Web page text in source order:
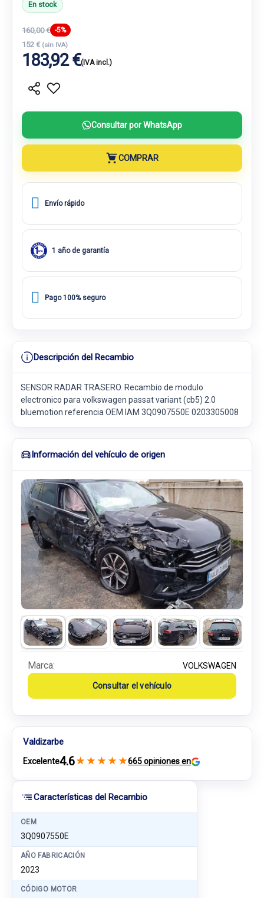
Características del Recambio
OEM
3Q0907550E
AÑO FABRICACIÓN
2023
CÓDIGO MOTOR
En stock
160,00 € -5%
152 € (sin IVA)
183,92 €(IVA incl.)
Consultar por WhatsApp
COMPRAR
Envío rápido
1 año de garantía
Pago 100% seguro
Descripción del Recambio
SENSOR RADAR TRASERO. Recambio de modulo
electronico para volkswagen passat variant (cb5) 2.0
bluemotion referencia OEM IAM 3Q0907550E 0203305008
Información del vehículo de origen
Marca: VOLKSWAGEN
Consultar el vehículo
Valdizarbe
Excelente4.6★ ★ ★ ★ ★665 opiniones en